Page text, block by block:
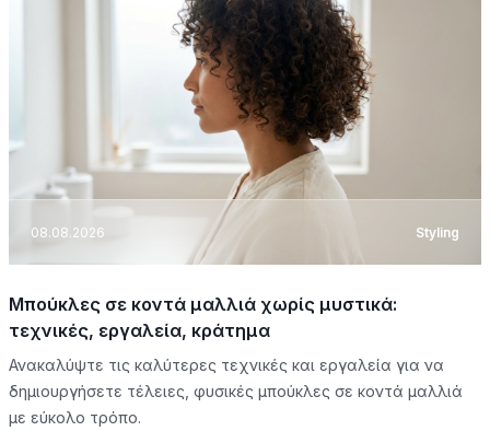
08.08.2026 Styling
Μπούκλες σε κοντά μαλλιά χωρίς μυστικά:
τεχνικές, εργαλεία, κράτημα
Ανακαλύψτε τις καλύτερες τεχνικές και εργαλεία για να
δημιουργήσετε τέλειες, φυσικές μπούκλες σε κοντά μαλλιά
με εύκολο τρόπο.